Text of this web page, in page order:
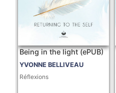
Being in the light (ePUB)
YVONNE BELLIVEAU
Réflexions